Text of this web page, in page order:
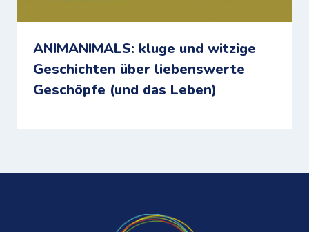
ANIMANIMALS: kluge und witzige
Geschichten über liebenswerte
Geschöpfe (und das Leben)